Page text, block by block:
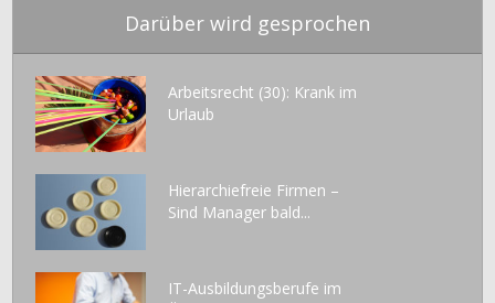
Darüber wird gesprochen
Arbeitsrecht (30): Krank im
Urlaub
Hierarchiefreie Firmen –
Sind Manager bald...
IT-Ausbildungsberufe im